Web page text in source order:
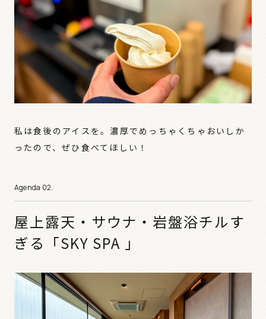
私は食後のアイスを。濃厚でめっちゃくちゃおいしか
ったので、ぜひ食べてほしい！
屋上露天・サウナ・岩盤浴チルす
ぎる「SKY SPA 」